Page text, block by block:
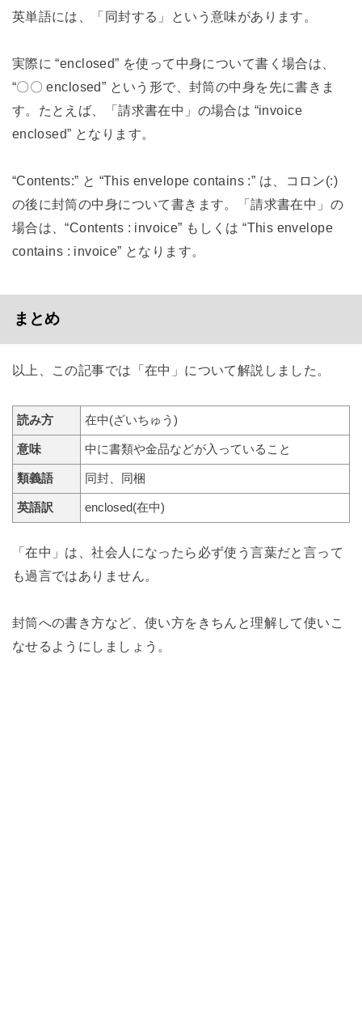
英単語には、「同封する」という意味があります。
実際に “enclosed” を使って中身について書く場合は、
“〇〇 enclosed” という形で、封筒の中身を先に書きま
す。たとえば、「請求書在中」の場合は “invoice
enclosed” となります。
“Contents:” と “This envelope contains :” は、コロン(:)
の後に封筒の中身について書きます。「請求書在中」の
場合は、“Contents : invoice” もしくは “This envelope
contains : invoice” となります。
まとめ
以上、この記事では「在中」について解説しました。
読み方 在中(ざいちゅう)
意味 中に書類や金品などが入っていること
類義語 同封、同梱
英語訳 enclosed(在中)
「在中」は、社会人になったら必ず使う言葉だと言って
も過言ではありません。
封筒への書き方など、使い方をきちんと理解して使いこ
なせるようにしましょう。